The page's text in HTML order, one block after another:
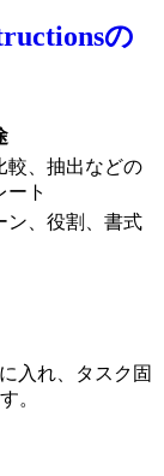
の
較、抽出などの
ート
ン、役割、書式
入れ、タスク固
。